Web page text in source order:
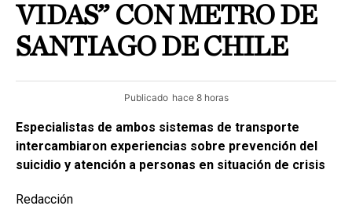
VIDAS” CON METRO DE
SANTIAGO DE CHILE
Publicado hace 8 horas
Especialistas de ambos sistemas de transporte
intercambiaron experiencias sobre prevención del
suicidio y atención a personas en situación de crisis
Redacción